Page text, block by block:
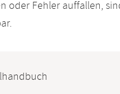
oder Fehler auffallen,